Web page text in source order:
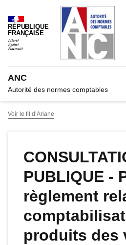
Panneau de gestion des cookies
RÉPUBLIQUE
FRANÇAISE
ANC
Autorité des normes comptables
Voir le fil d’Ariane
PUBLIQUE -
règlement
produits des